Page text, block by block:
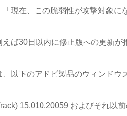
現在、この脆弱性が攻撃対象
ば30日以内に修正版への更新が
以下のアドビ製品のウィンドウ
15.010.20059 およびそれ以